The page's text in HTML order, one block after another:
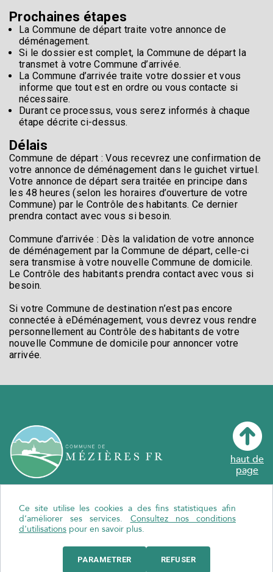
Prochaines étapes
La Commune de départ traite votre annonce de
déménagement.
Si le dossier est complet, la Commune de départ la
transmet à votre Commune d’arrivée.
La Commune d’arrivée traite votre dossier et vous
informe que tout est en ordre ou vous contacte si
nécessaire.
Durant ce processus, vous serez informés à chaque
étape décrite ci-dessus.
Délais
Commune de départ : Vous recevrez une confirmation de
votre annonce de déménagement dans le guichet virtuel.
Votre annonce de départ sera traitée en principe dans
les 48 heures (selon les horaires d’ouverture de votre
Commune) par le Contrôle des habitants. Ce dernier
prendra contact avec vous si besoin.
Commune d’arrivée : Dès la validation de votre annonce
de déménagement par la Commune de départ, celle-ci
sera transmise à votre nouvelle Commune de domicile.
Le Contrôle des habitants prendra contact avec vous si
besoin.
Si votre Commune de destination n’est pas encore
connectée à eDéménagement, vous devrez vous rendre
personnellement au Contrôle des habitants de votre
nouvelle Commune de domicile pour annoncer votre
arrivée.
Localiser Mézières FR
Crédits
Politique de confidentialité
Vous cherchez Jorat-Mézières Vaud?
haut de
page
Ce site utilise les cookies a des fins statistiques afin
d’améliorer ses services. Consultez nos conditions
d'utilisations pour en savoir plus.
PARAMETRER REFUSER